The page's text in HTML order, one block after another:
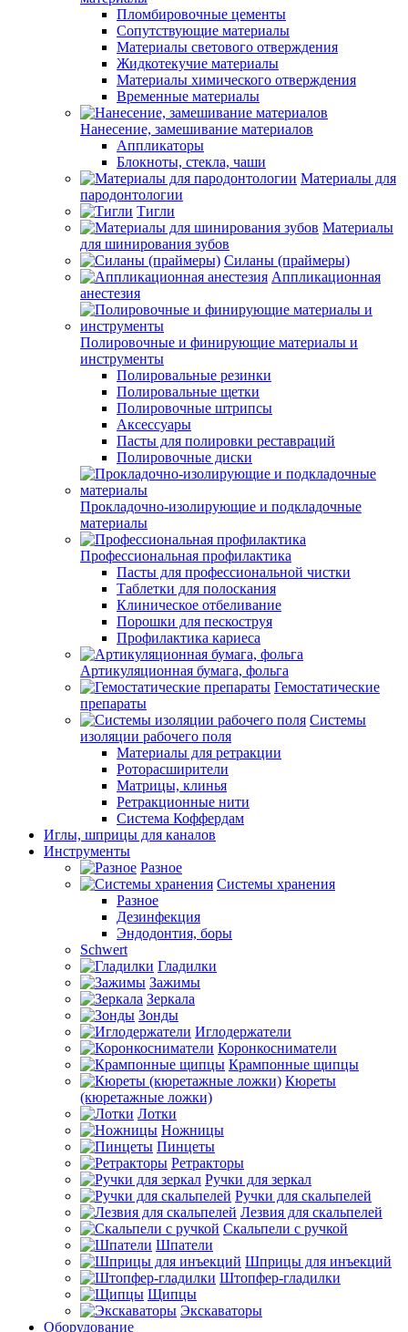
Пломбировочные цементы
Сопутствующие материалы
Материалы светового отверждения
Жидкотекучие материалы
Материалы химического отверждения
Временные материалы
Нанесение, замешивание материалов
Аппликаторы
Блокноты, стекла, чаши
Материалы для
пародонтологии
Тигли
Материалы
для шинирования зубов
Силаны (праймеры)
Аппликационная
анестезия
Полировочные и финирующие материалы и
инструменты
Полировальные резинки
Полировальные щетки
Полировочные штрипсы
Аксессуары
Пасты для полировки реставраций
Полировочные диски
Прокладочно-изолирующие и подкладочные
материалы
Профессиональная профилактика
Пасты для профессиональной чистки
Таблетки для полоскания
Клиническое отбеливание
Порошки для пескоструя
Профилактика кариеса
Артикуляционная бумага, фольга
Гемостатические
препараты
Системы
изоляции рабочего поля
Материалы для ретракции
Роторасширители
Матрицы, клинья
Ретракционные нити
Система Коффердам
Иглы, шприцы для каналов
Инструменты
Разное
Системы хранения
Разное
Дезинфекция
Эндодонтия, боры
Schwert
Гладилки
Зажимы
Зеркала
Зонды
Иглодержатели
Коронкосниматели
Крампонные щипцы
Кюреты
(кюретажные ложки)
Лотки
Ножницы
Пинцеты
Ретракторы
Ручки для зеркал
Ручки для скальпелей
Лезвия для скальпелей
Скальпели с ручкой
Шпатели
Шприцы для инъекций
Штопфер-гладилки
Щипцы
Экскаваторы
Оборудование